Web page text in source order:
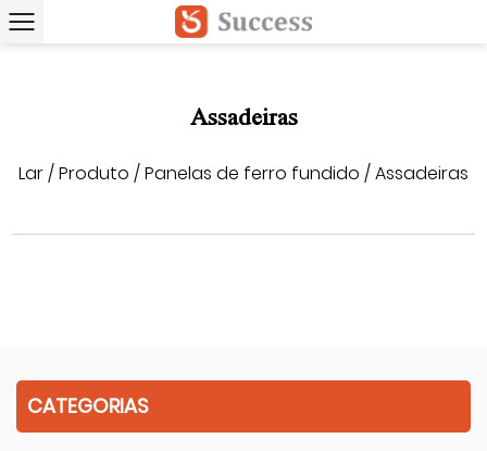
Assadeiras
Lar/Produto /Panelas de ferro fundido /Assadeiras
CATEGORIAS